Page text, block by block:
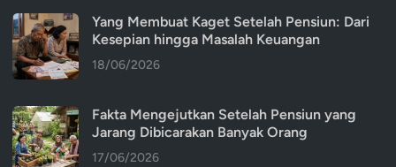
Yang Membuat Kaget Setelah Pensiun: Dari
Kesepian hingga Masalah Keuangan
18/06/2026
Fakta Mengejutkan Setelah Pensiun yang
Jarang Dibicarakan Banyak Orang
17/06/2026